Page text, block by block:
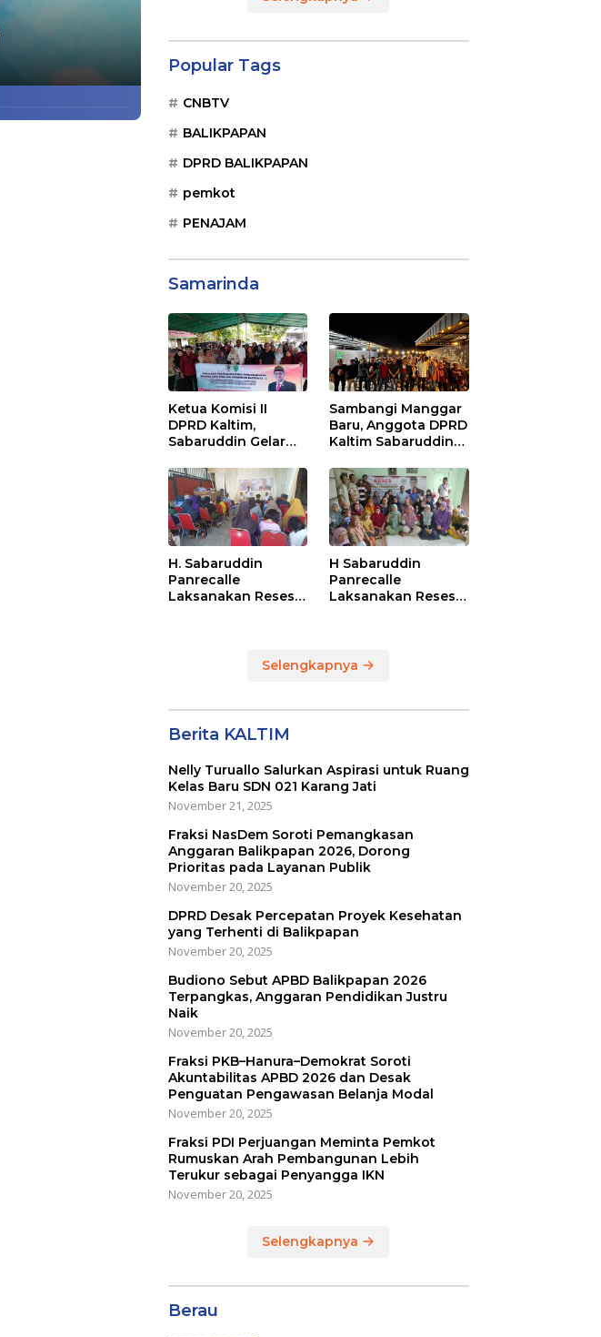
Popular Tags
CNBTV
BALIKPAPAN
DPRD BALIKPAPAN
pemkot
PENAJAM
Samarinda
Ketua Komisi II
DPRD Kaltim,
Sabaruddin Gelar
Pajak dan Retribusi
Daerah di
Sepinggan Raya
Balikpapan
Sambangi Manggar
Baru, Anggota DPRD
Kaltim Sabaruddin
Kepemudaan di
Balikpapan
H. Sabaruddin
Panrecalle
Laksanakan Reses
H Sabaruddin
Panrecalle
Laksanakan Reses
Selengkapnya
Berita KALTIM
Nelly Turuallo Salurkan Aspirasi untuk Ruang
Kelas Baru SDN 021 Karang Jati
November 21, 2025
Fraksi NasDem Soroti Pemangkasan
Anggaran Balikpapan 2026, Dorong
Prioritas pada Layanan Publik
November 20, 2025
DPRD Desak Percepatan Proyek Kesehatan
yang Terhenti di Balikpapan
November 20, 2025
Budiono Sebut APBD Balikpapan 2026
Terpangkas, Anggaran Pendidikan Justru
Naik
November 20, 2025
Fraksi PKB–Hanura–Demokrat Soroti
Akuntabilitas APBD 2026 dan Desak
Penguatan Pengawasan Belanja Modal
November 20, 2025
Fraksi PDI Perjuangan Meminta Pemkot
Rumuskan Arah Pembangunan Lebih
Terukur sebagai Penyangga IKN
November 20, 2025
Selengkapnya
Berau